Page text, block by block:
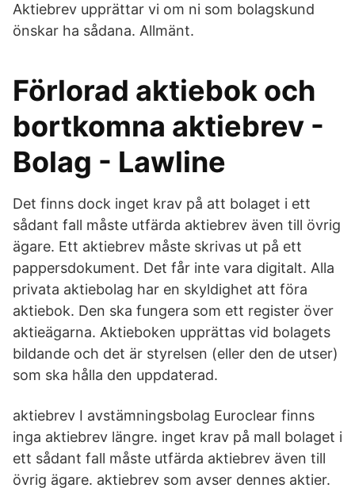
Aktiebrev upprättar vi om ni som bolagskund
önskar ha sådana. Allmänt.
Förlorad aktiebok och
bortkomna aktiebrev -
Bolag - Lawline
Det finns dock inget krav på att bolaget i ett
sådant fall måste utfärda aktiebrev även till övrig
ägare. Ett aktiebrev måste skrivas ut på ett
pappersdokument. Det får inte vara digitalt. Alla
privata aktiebolag har en skyldighet att föra
aktiebok. Den ska fungera som ett register över
aktieägarna. Aktieboken upprättas vid bolagets
bildande och det är styrelsen (eller den de utser)
som ska hålla den uppdaterad.
aktiebrev I avstämningsbolag Euroclear finns
inga aktiebrev längre. inget krav på mall bolaget i
ett sådant fall måste utfärda aktiebrev även till
övrig ägare. aktiebrev som avser dennes aktier.